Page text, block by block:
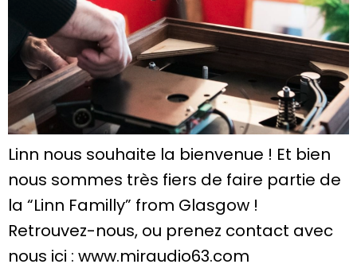
Linn nous souhaite la bienvenue ! Et bien
nous sommes très fiers de faire partie de
la “Linn Familly” from Glasgow !
Retrouvez-nous, ou prenez contact avec
nous ici : www.miraudio63.com